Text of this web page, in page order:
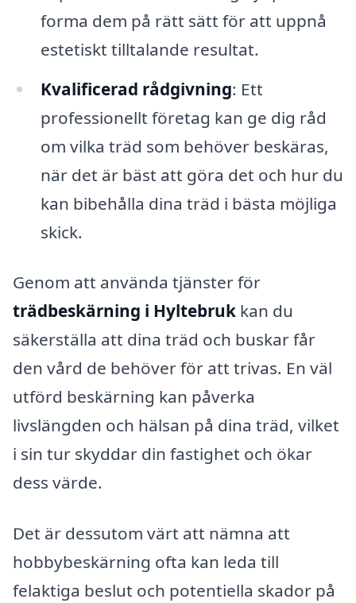
forma dem på rätt sätt för att uppnå
estetiskt tilltalande resultat.
Kvalificerad rådgivning: Ett
professionellt företag kan ge dig råd
om vilka träd som behöver beskäras,
när det är bäst att göra det och hur du
kan bibehålla dina träd i bästa möjliga
skick.
Genom att använda tjänster för
trädbeskärning i Hyltebruk kan du
säkerställa att dina träd och buskar får
den vård de behöver för att trivas. En väl
utförd beskärning kan påverka
livslängden och hälsan på dina träd, vilket
i sin tur skyddar din fastighet och ökar
dess värde.
Det är dessutom värt att nämna att
hobbybeskärning ofta kan leda till
felaktiga beslut och potentiella skador på